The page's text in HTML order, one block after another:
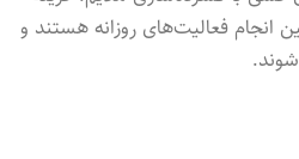
انجام فعالیت‌های روزانه هستند و